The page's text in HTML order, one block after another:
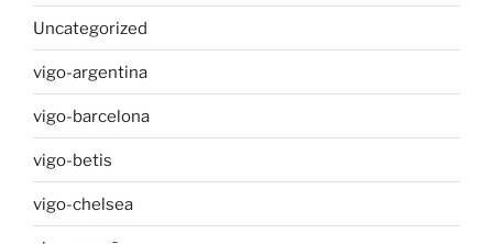
Uncategorized
vigo-argentina
vigo-barcelona
vigo-betis
vigo-chelsea